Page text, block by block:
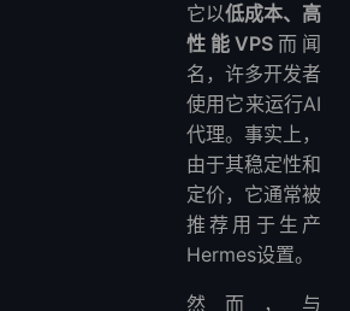
它以低成本、高
性能VPS 而闻
名，许多开发者
使用它来运行AI
代理。事实上，
由于其稳定性和
定价，它通常被
推荐用于生产
Hermes设置。
然而，与